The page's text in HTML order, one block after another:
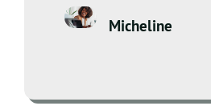
Micheline